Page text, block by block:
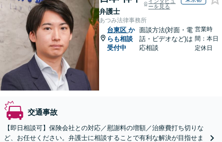
弁護士
ーを見る
あつみ法律事務所
台東区 か
らも相談
受付中
面談方法(対面・電
話・ビデオなど)は
応相談
営業時
間：本日
定休日
交通事故
【即日相談可】保険会社との対応／慰謝料の増額／治療費打ち切りな
ど、お任せください。弁護士に相談することで有利な解決が目指せま